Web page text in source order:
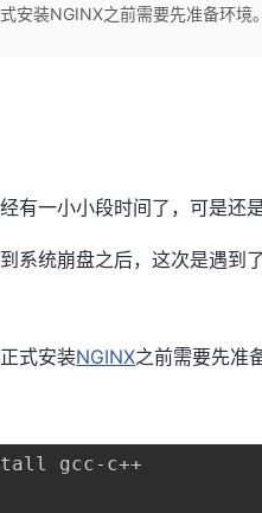
安装NGINX之前需要先准备环
有一小小段时间了，可是还
系统崩盘之后，这次是遇到
式安装NGINX之前需要先准
gcc-c++